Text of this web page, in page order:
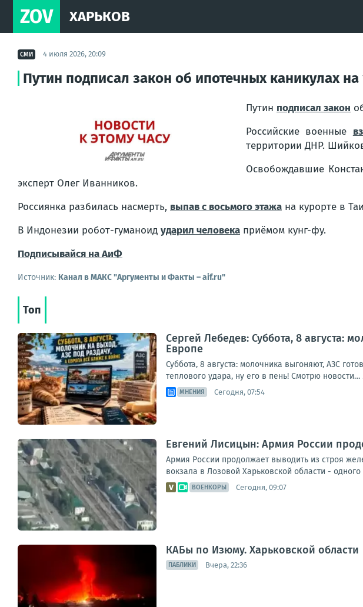
ZOV ХАРЬКОВ
СМИ 4 июля 2026, 20:09
Путин подписал закон об ипотечных каникулах на
Путин подписал закон
Российские военные
территории ДНР.
Освобождавшие
эксперт Олег Иванников.
Россиянка разбилась насмерть, выпав с восьмого этажа на курорте в
В Индонезии робот-гуманоид ударил человека приёмом кунг-фу.
Подписывайся на АиФ
Источник: Канал в МАКС "Аргументы и Факты – aif.ru"
Топ
Сергей Лебедев: Суббота, 8 августа:
Европе
Суббота, 8 августа: молочника выгоняют, АЗС
теплового удара, ну его в пень! Смотрю
МНЕНИЯ Сегодня, 07:54
Евгений Лисицын: Армия России
Армия России продолжает выводить из строя
вокзала в Лозовой Харьковской области -
ВОЕНКОРЫ Сегодня, 09:07
КАБы по Изюму. Харьковской области
ПАБЛИКИ Вчера, 22:36